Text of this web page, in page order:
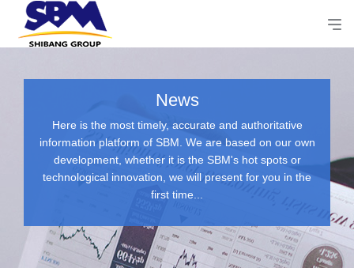
News
Here is the most timely, accurate and authoritative
information platform of SBM. We are based on our own
development, whether it is the SBM's hot spots or
technological innovation, we will present for you in the
first time...